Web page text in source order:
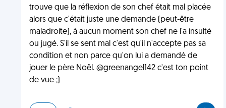
trouve que la réflexion de son chef était mal placée
alors que c'était juste une demande (peut-être
maladroite), à aucun moment son chef ne l'a insulté
ou jugé. S'il se sent mal c'est qu'il n'accepte pas sa
condition et non parce qu'on lui a demandé de
jouer le père Noël. @greenangel142 c'est ton point
de vue ;)